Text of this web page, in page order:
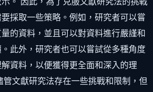
採取一些策略。例如，研究者可以嘗
的資料，並且可以對資料進行嚴謹和
此外，研究者也可以嘗試從多種角度
資料，以便獲得更全面和深入的理
管文獻研究法存在一些挑戰和限制，但